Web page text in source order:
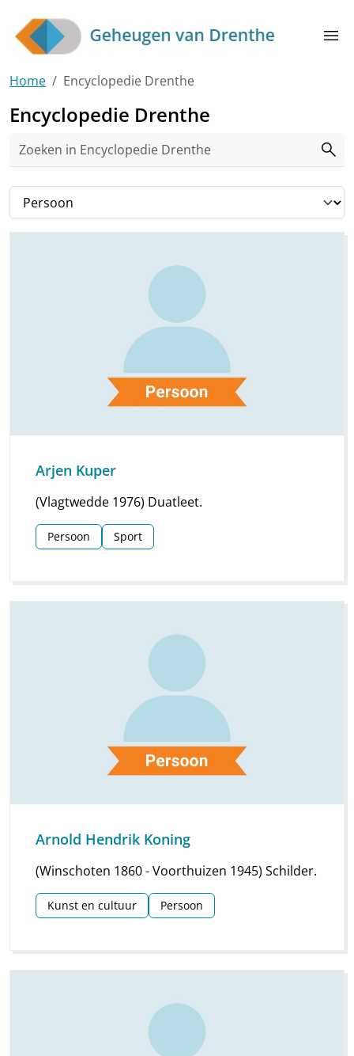
Skip to main content
menu
Home Encyclopedie Drenthe
Encyclopedie Drenthe
search
Filter op tag
Arjen Kuper
(Vlagtwedde 1976) Duatleet.
Persoon Sport
Arnold Hendrik Koning
(Winschoten 1860 - Voorthuizen 1945) Schilder.
Kunst en cultuur Persoon